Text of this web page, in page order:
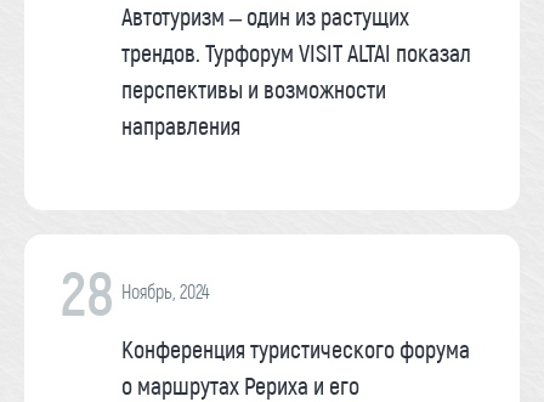
Автотуризм – один из растущих
трендов. Турфорум VISIT ALTAI показал
перспективы и возможности
направления
28 Ноябрь, 2024
Конференция туристического форума
о маршрутах Рериха и его